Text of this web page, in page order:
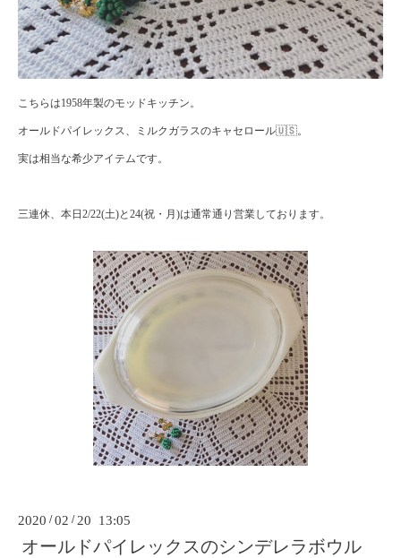
こちらは1958年製のモッドキッチン。
オールドパイレックス、ミルクガラスのキャセロール🇺🇸。
実は相当な希少アイテムです。
三連休、本日2/22(土)と24(祝・月)は通常通り営業しております。
2020 /02 / 20 13:05
オールドパイレックスのシンデレラボウル